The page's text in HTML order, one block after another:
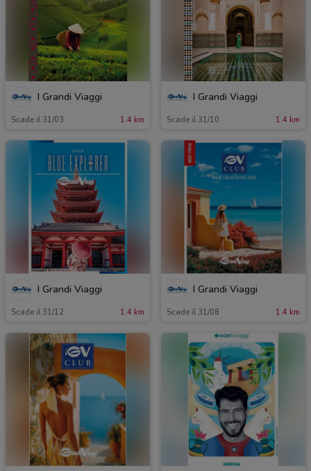
I Grandi Viaggi
Scade il 31/03 1.4 km
I Grandi Viaggi
Scade il 31/10 1.4 km
I Grandi Viaggi
Scade il 31/12 1.4 km
I Grandi Viaggi
Scade il 31/08 1.4 km